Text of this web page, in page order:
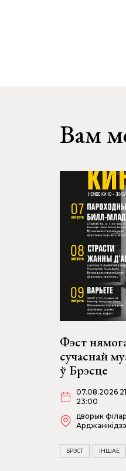
Вам
Фэст
сучаснай
ў Брэсце
07.08.2026
23:00
дворык
БРЭСТ ІНШАЕ